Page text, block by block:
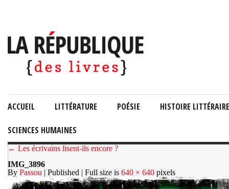
ACCUEIL LITTÉRATURE POÉSIE HISTOIRE LITTÉRAIRE
SCIENCES HUMAINES
← Les écrivains lisent-ils encore ?
IMG_3896
By Passou | Published | Full size is 640 × 640 pixels